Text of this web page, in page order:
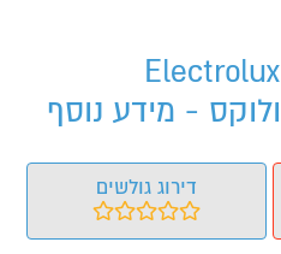
תנור בנוי נירוסטה Electrolux
דירוג גולשים